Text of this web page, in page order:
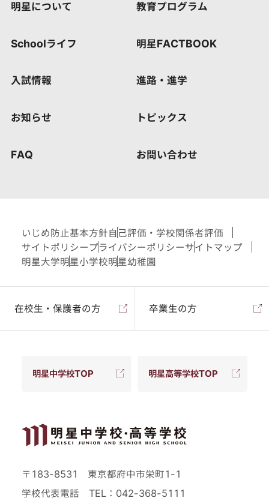
明星について 教育プログラム
Schoolライフ 明星FACTBOOK
入試情報 進路・進学
お知らせ トピックス
FAQ お問い合わせ
いじめ防止基本方針自己評価・学校関係者評価
サイトポリシー プライバシーポリシーサイトマップ
明星大学明星小学校明星幼稚園
在校生・保護者の方 卒業生の方
明星中学校TOP 明星高等学校TOP
〒183-8531 東京都府中市栄町1-1
学校代表電話 TEL：042-368-5111